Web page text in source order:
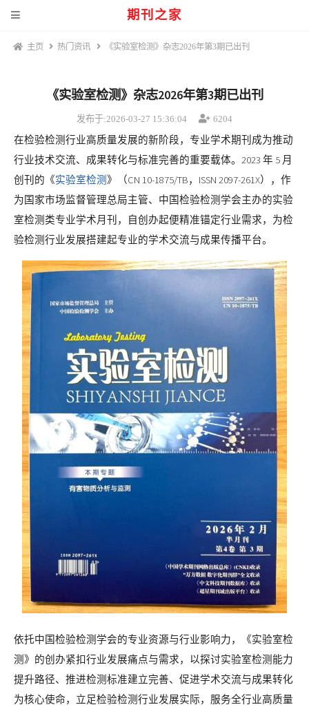
主页 热门资讯 《实验室检测》杂志2026年第3期已出刊
《实验室检测》杂志2026年第3期已出刊
发布于:2026-03-27 15:36:04 6204
在检验检测行业高质量发展的新阶段，专业学术期刊成为推动
行业技术交流、成果转化与标准完善的重要载体。2023 年 5 月
创刊的《实验室检测 》（CN 10-1875/TB，ISSN 2097-261X），作
为国家市场监督管理总局主管、中国检验检测学会主办的实验
室检测类专业学术月刊，自创办起便精准锚定行业需求，为检
验检测行业发展搭建起专业的学术交流与成果传播平台。
依托中国检验检测学会的专业资源与行业影响力，《实验室检
测》的创办紧扣行业发展痛点与需求，以探讨实验室检测能力
提升路径、推进检测标准建立完善、促进学术交流与成果转化
为核心使命，立足检验检测行业发展实际，服务全行业高质量
期刊之家